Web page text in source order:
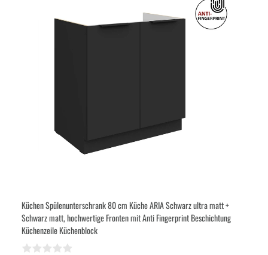
Küchen Spülenunterschrank 80 cm Küche ARIA Schwarz ultra matt +
Schwarz matt, hochwertige Fronten mit Anti Fingerprint Beschichtung
Küchenzeile Küchenblock